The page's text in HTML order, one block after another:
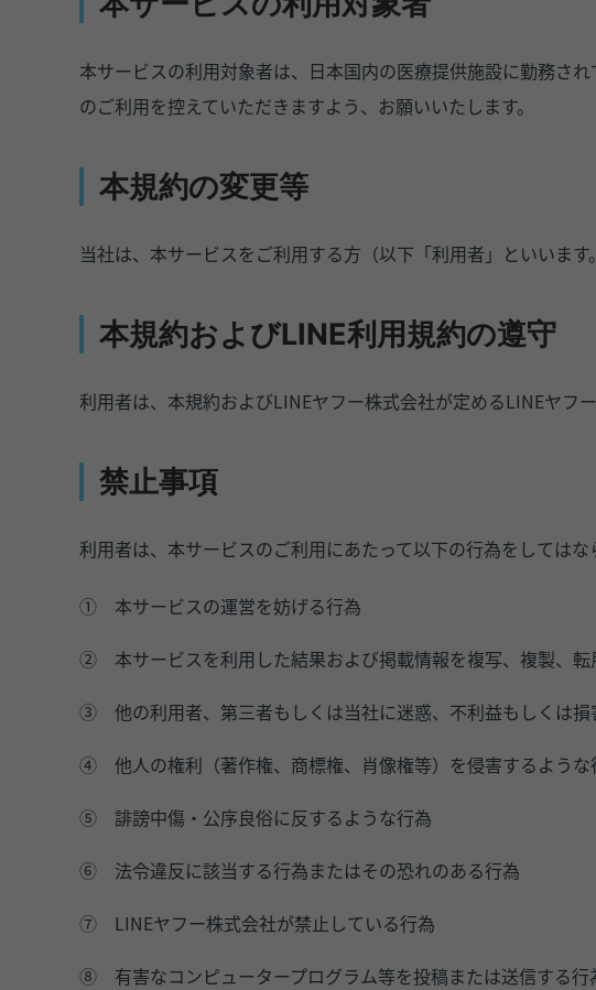
本サービスの利用対象者は、日本国内の医療提供施設に勤務さ
のご利用を控えていただきますよう、お願いいたします。
本規約の変更等
当社は、本サービスをご利用する方（以下「利用者」といいま
本規約およびLINE利用規約の遵守
利用者は、本規約およびLINEヤフー株式会社が定めるLINEヤフ
禁止事項
利用者は、本サービスのご利用にあたって以下の行為をしてはな
①
本サービスの運営を妨げる行為
②
本サービスを利用した結果および掲載情報を複写、複製、
③
他の利用者、第三者もしくは当社に迷惑、不利益もしくは
④
他人の権利（著作権、商標権、肖像権等）を侵害するような
⑤
誹謗中傷・公序良俗に反するような行為
⑥
法令違反に該当する行為またはその恐れのある行為
⑦
LINEヤフー株式会社が禁止している行為
⑧
有害なコンピュータープログラム等を投稿または送信する行